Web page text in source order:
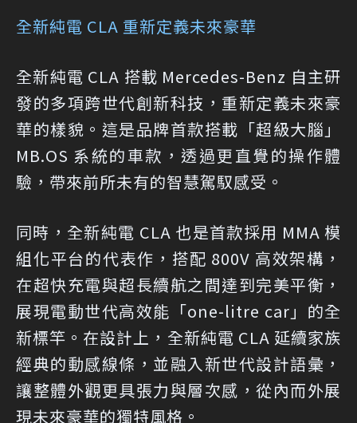
全新純電 CLA 重新定義未來豪華
全新純電 CLA 搭載 Mercedes-Benz 自主研
發的多項跨世代創新科技，重新定義未來豪
華的樣貌。這是品牌首款搭載「超級大腦」
MB.OS 系統的車款，透過更直覺的操作體
驗，帶來前所未有的智慧駕馭感受。
同時，全新純電 CLA 也是首款採用 MMA 模
組化平台的代表作，搭配 800V 高效架構，
在超快充電與超長續航之間達到完美平衡，
展現電動世代高效能「one-litre car」的全
新標竿。在設計上，全新純電 CLA 延續家族
經典的動感線條，並融入新世代設計語彙，
讓整體外觀更具張力與層次感，從內而外展
現未來豪華的獨特風格。